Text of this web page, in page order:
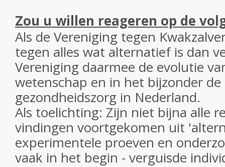
Zou u willen reageren op de
Als de Vereniging tegen
tegen alles wat alternatief is dan
Vereniging daarmee de evolutie
wetenschap en in het bijzonder
gezondheidszorg in Nederland.
Als toelichting: Zijn niet bijna alle
vindingen voortgekomen uit
experimentele proeven en
vaak in het begin - verguisde